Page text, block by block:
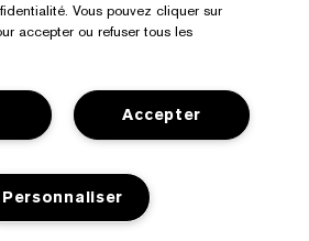
Vous pouvez cliquer sur
accepter ou refuser tous les
Accepter
Personnaliser